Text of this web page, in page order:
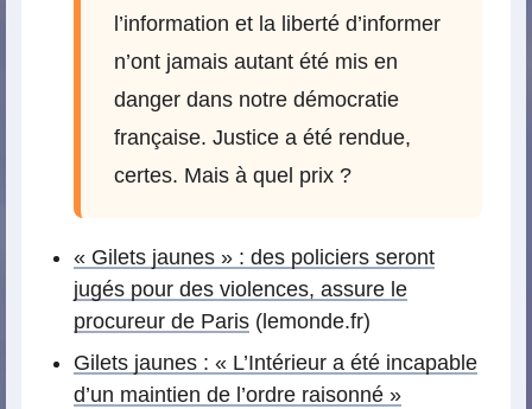
l’information et la liberté d’informer
n’ont jamais autant été mis en
danger dans notre démocratie
française. Justice a été rendue,
certes. Mais à quel prix ?
« Gilets jaunes » : des policiers seront
jugés pour des violences, assure le
procureur de Paris (lemonde.fr)
Gilets jaunes : « L’Intérieur a été incapable
d’un maintien de l’ordre raisonné »